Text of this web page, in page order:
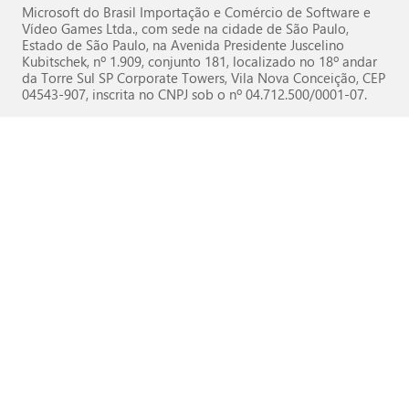
Microsoft do Brasil Importação e Comércio de Software e
Vídeo Games Ltda., com sede na cidade de São Paulo,
Estado de São Paulo, na Avenida Presidente Juscelino
Kubitschek, nº 1.909, conjunto 181, localizado no 18º andar
da Torre Sul SP Corporate Towers, Vila Nova Conceição, CEP
04543-907, inscrita no CNPJ sob o nº 04.712.500/0001-07.